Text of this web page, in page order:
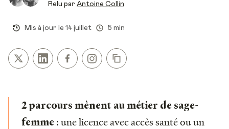
Relu par Antoine Collin
Mis à jour le 14 juillet 5 min
2 parcours mènent au métier de sage-
femme : une licence avec accès santé ou un